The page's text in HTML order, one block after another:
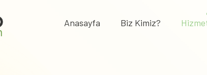
Anasayfa Biz Kimiz?